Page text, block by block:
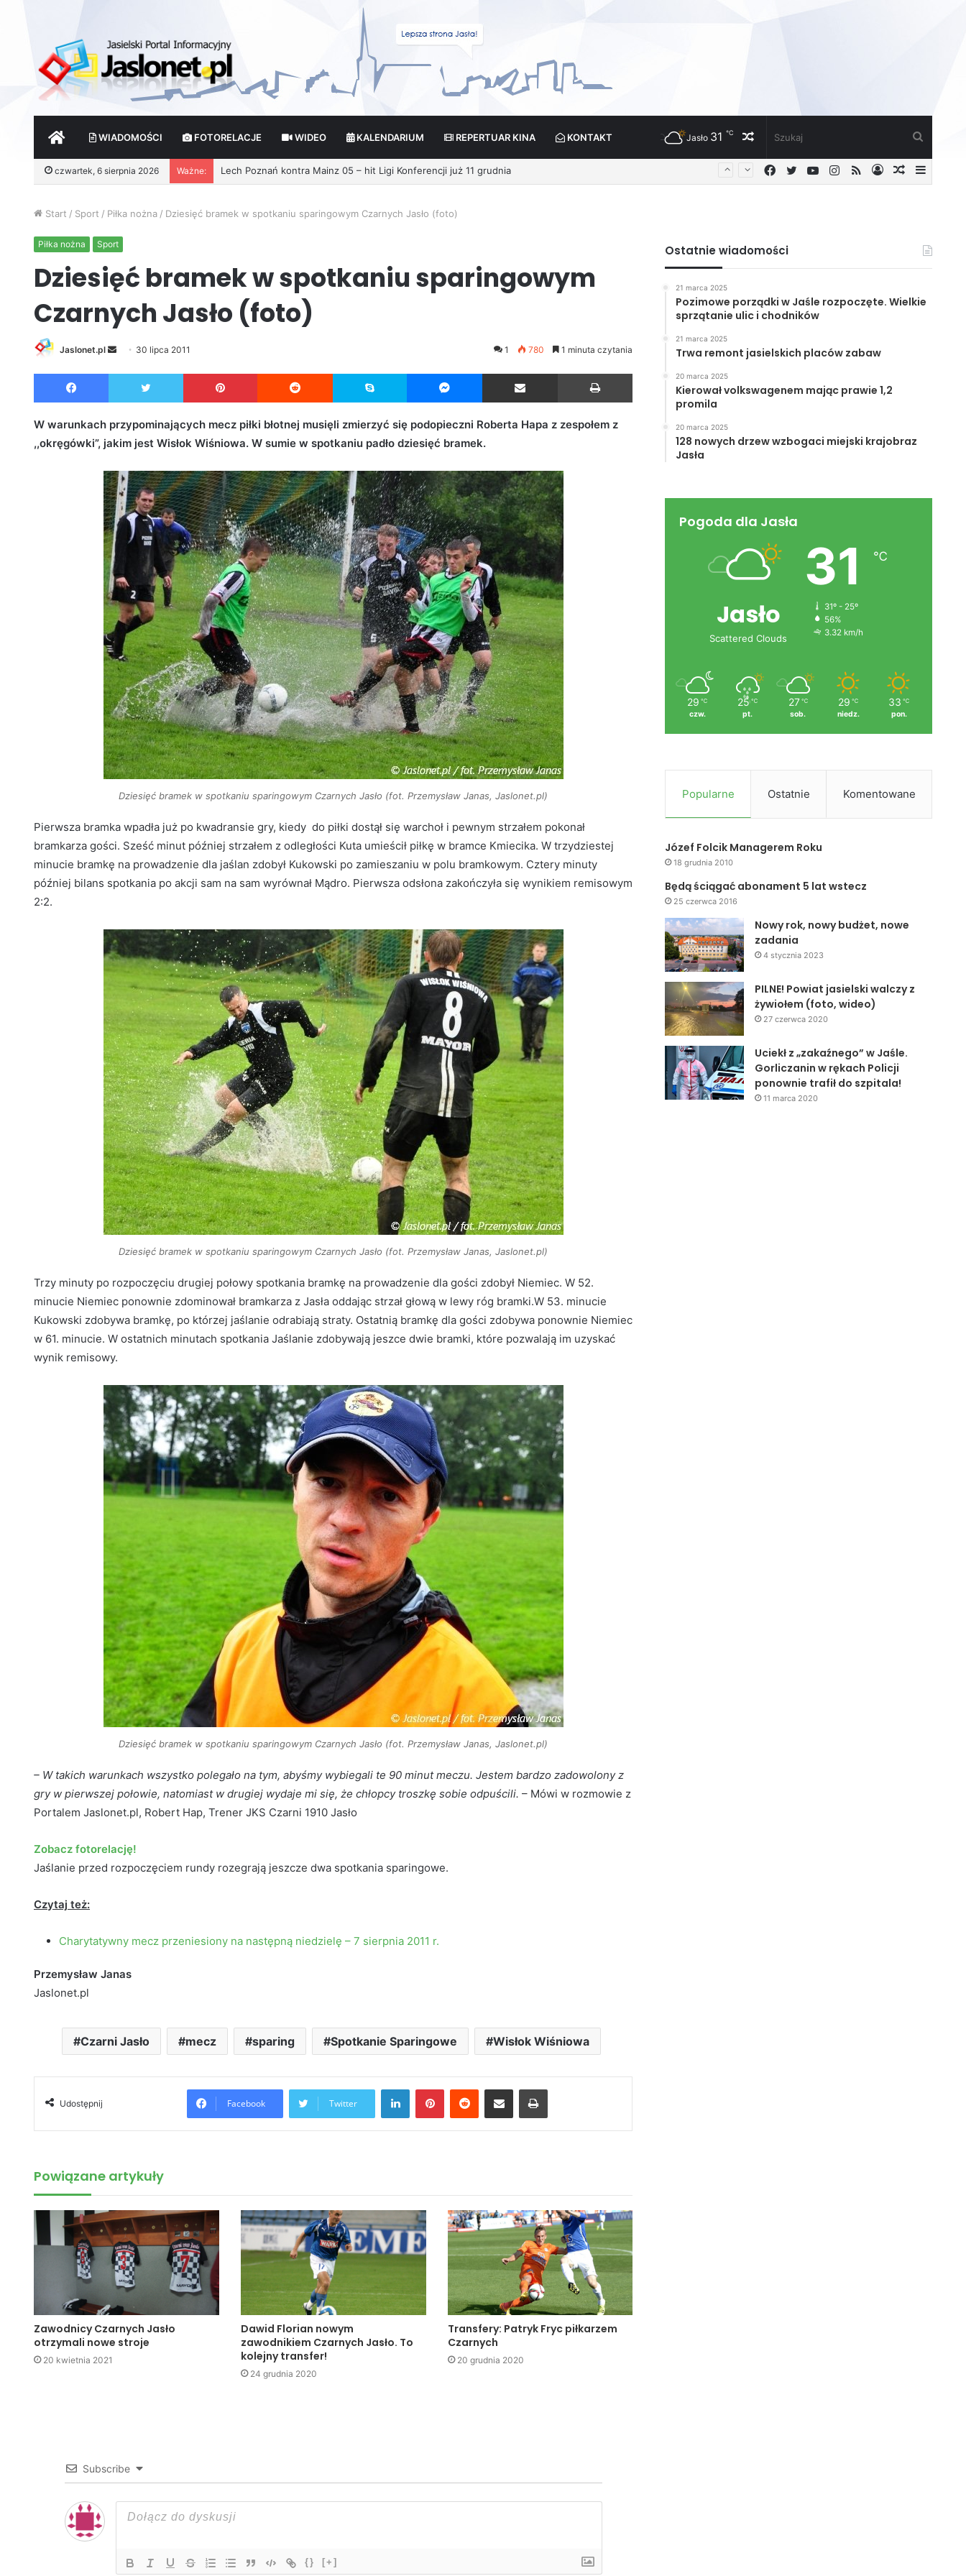
START WIADOMOŚCI FOTORELACJE WIDEO KALENDARIUM REPERTUAR KINA KONTAKT Losowy
artykuł
Jasło 31 ℃
czwartek, 6 sierpnia 2026 Ważne:
Wróżby – Prawda czy Fikcja?
Losowy
Zaloguj
RSS
Instagram
YouTube
Twitter
Facebook
Start / Sport / Piłka nożna / Dziesięć bramek w spotkaniu sparingowym Czarnych Jasło (foto)
Piłka nożna Sport
Dziesięć bramek w spotkaniu sparingowym
Czarnych Jasło (foto)
Jaslonet.pl
d
m
a
i
l
30 lipca 2011 1 780 1 minuta czytania
Facebook Twitter Pinterest Reddit Skype Messenger Udostępnij przez Email
W warunkach przypominających mecz piłki błotnej musięli zmierzyć się podopieczni Roberta Hapa z zespołem z
,,okręgówki”, jakim jest Wisłok Wiśniowa. W sumie w spotkaniu padło dziesięć bramek.
Dziesięć bramek w spotkaniu sparingowym Czarnych Jasło (fot. Przemysław Janas, Jaslonet.pl)
Pierwsza bramka wpadła już po kwadransie gry, kiedy do piłki dostął się warchoł i pewnym strzałem pokonał
bramkarza gości. Sześć minut później strzałem z odległości Kuta umieścił piłkę w bramce Kmiecika. W trzydziestej
minucie bramkę na prowadzenie dla jaślan zdobył Kukowski po zamieszaniu w polu bramkowym. Cztery minuty
później bilans spotkania po akcji sam na sam wyrównał Mądro. Pierwsza odsłona zakończyła się wynikiem remisowym
2:2.
Dziesięć bramek w spotkaniu sparingowym Czarnych Jasło (fot. Przemysław Janas, Jaslonet.pl)
Trzy minuty po rozpoczęciu drugiej połowy spotkania bramkę na prowadzenie dla gości zdobył Niemiec. W 52.
minucie Niemiec ponownie zdominował bramkarza z Jasła oddając strzał głową w lewy róg bramki.W 53. minucie
Kukowski zdobywa bramkę, po którzej jaślanie odrabiają straty. Ostatnią bramkę dla gości zdobywa ponownie Niemiec
w 61. minucie. W ostatnich minutach spotkania Jaślanie zdobywają jeszce dwie bramki, które pozwalają im uzyskać
wynik remisowy.
Dziesięć bramek w spotkaniu sparingowym Czarnych Jasło (fot. Przemysław Janas, Jaslonet.pl)
– W takich warunkach wszystko polegało na tym, abyśmy wybiegali te 90 minut meczu. Jestem bardzo zadowolony z
gry w pierwszej połowie, natomiast w drugiej wydaje mi się, że chłopcy troszkę sobie odpuścili. – Mówi w rozmowie z
Portalem Jaslonet.pl, Robert Hap, Trener JKS Czarni 1910 Jasło
Zobacz fotorelację!
Jaślanie przed rozpoczęciem rundy rozegrają jeszcze dwa spotkania sparingowe.
Czytaj też:
Charytatywny mecz przeniesiony na następną niedzielę – 7 sierpnia 2011 r.
Przemysław Janas
Jaslonet.pl
Czarni Jasło mecz sparing Spotkanie Sparingowe Wisłok Wiśniowa
Udostępnij Facebook Twitter
LinkedIn
Powiązane artykuły
Zawodnicy Czarnych Jasło
otrzymali nowe stroje
20 kwietnia 2021
Dawid Florian nowym
zawodnikiem Czarnych Jasło. To
kolejny transfer!
24 grudnia 2020
Transfery: Patryk Fryc piłkarzem
Czarnych
20 grudnia 2020
Subscribe
{} [+]
Ostatnie wiadomości
21 marca 2025
Pozimowe porządki w Jaśle rozpoczęte. Wielkie
sprzątanie ulic i chodników
21 marca 2025
Trwa remont jasielskich placów zabaw
20 marca 2025
Kierował volkswagenem mając prawie 1,2
promila
20 marca 2025
128 nowych drzew wzbogaci miejski krajobraz
Jasła
Pogoda dla Jasła
Jasło
Scattered Clouds
31 ℃
31º - 25º
56%
3.32 km/h
29 ℃
czw.
25 ℃
pt.
27 ℃
sob.
29 ℃
niedz.
33 ℃
pon.
Popularne Ostatnie Komentowane
Józef Folcik Managerem Roku
18 grudnia 2010
Będą ściągać abonament 5 lat wstecz
25 czerwca 2016
Nowy rok, nowy budżet, nowe
zadania
4 stycznia 2023
PILNE! Powiat jasielski walczy z
żywiołem (foto, wideo)
27 czerwca 2020
Uciekł z „zakaźnego” w Jaśle.
Gorliczanin w rękach Policji
ponownie trafił do szpitala!
11 marca 2020